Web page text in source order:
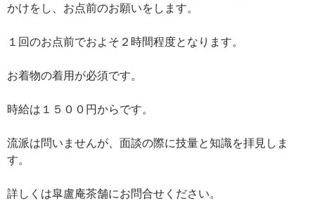
かけをし、お点前のお願いをします。
１回のお点前でおよそ２時間程度となります。
お着物の着用が必須です。
時給は１５００円からです。
流派は問いませんが、面談の際に技量と知識を拝見しま
す。
詳しくは皐盧庵茶舗にお問合せください。